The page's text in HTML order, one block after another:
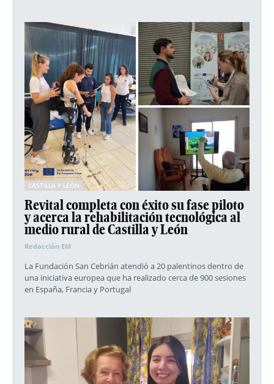
CASTILLA Y LEÓN
Revital completa con éxito su fase piloto
y acerca la rehabilitación tecnológica al
medio rural de Castilla y León
Redacción EM
La Fundación San Cebrián atendió a 20 palentinos dentro de
una iniciativa europea que ha realizado cerca de 900 sesiones
en España, Francia y Portugal